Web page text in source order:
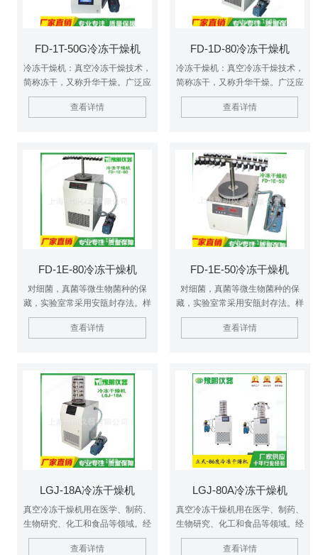
FD-1T-50G冷冻干燥机
冷冻干燥机：真空冷冻干燥技术，
简称冻干，又称升华干燥。广泛应
用于药品、生物制品、化工及食品
工业。$n对热敏性物质如抗生
查看详情
FD-1D-80冷冻干燥机
冷冻干燥机：真空冷冻干燥技术，
简称冻干，又称升华干燥。广泛应
用于药品、生物制品、化工及食品
工业。$n对热敏性物质如抗生
查看详情
FD-1E-80冷冻干燥机
对细菌，真菌等微生物菌种的保
藏，实验室常采用安瓿封存法。样
品冷冻干燥后封装在小安瓿内。
$n它具有保藏期长、变异小，便
燥机,适用于安瓿瓶。
查看详情
FD-1E-50冷冻干燥机
对细菌，真菌等微生物菌种的保
藏，实验室常采用安瓿封存法。样
品冷冻干燥后封装在小安瓿内。
$n它具有保藏期长、变异小，便
机,适用于安瓿瓶。
查看详情
LGJ-18A冷冻干燥机
真空冷冻干燥机用在医学、制药、
生物研究、化工和食品等领域。经
冷冻干燥处理的物品易于长期保
存，加水后能恢复到冻干前状态并
查看详情
LGJ-80A冷冻干燥机
真空冷冻干燥机用在医学、制药、
生物研究、化工和食品等领域。经
冷冻干燥处理的物品易于长期保
存，$n加水后能恢复到冻干前状
查看详情